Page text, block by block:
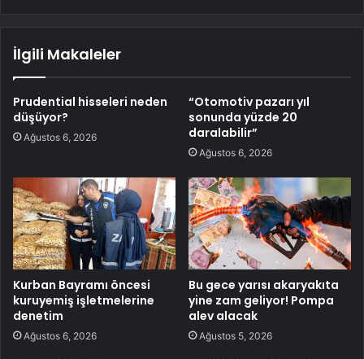
İlgili Makaleler
Prudential hisseleri neden
düşüyor?
Ağustos 6, 2026
“Otomotiv pazarı yıl
sonunda yüzde 20
daralabilir”
Ağustos 6, 2026
Kurban Bayramı öncesi
kuruyemiş işletmelerine
denetim
Ağustos 6, 2026
Bu gece yarısı akaryakıta
yine zam geliyor! Pompa
alev alacak
Ağustos 5, 2026